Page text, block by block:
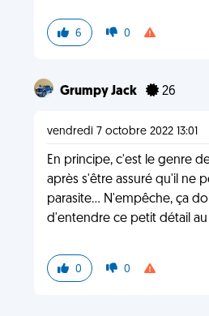
6 0
Grumpy Jack 26
vendredi 7 octobre 2022 13:01
En principe, c'est le genre
après s'être assuré qu'il ne
parasite... N'empêche, ça
d'entendre ce petit détail
0 0